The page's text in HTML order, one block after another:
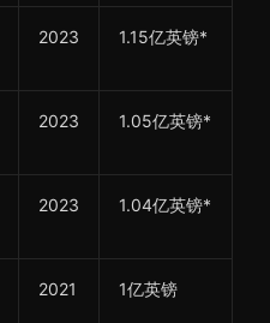
2023 1.15亿英镑*
2023 1.05亿英镑*
2023 1.04亿英镑*
2021 1亿英镑